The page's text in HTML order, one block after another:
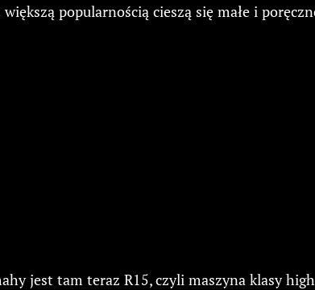
popularnością cieszą się małe i
jest tam teraz R15, czyli maszyna klasy